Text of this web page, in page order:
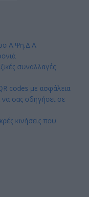
Α.Ψη.Δ.Α.
συναλλαγές
codes με ασφάλεια
να σας οδηγήσει σε
κινήσεις που